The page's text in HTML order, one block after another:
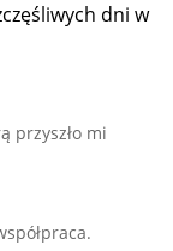
dni w
przyszło mi